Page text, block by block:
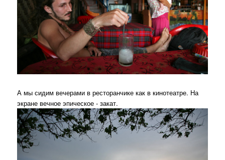
А мы сидим вечерами в ресторанчике как в кинотеатре. На
экране вечное эпическое - закат.